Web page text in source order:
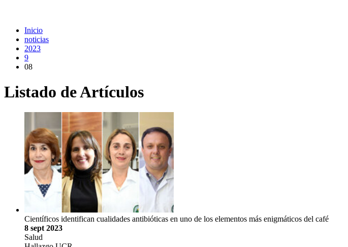
Inicio
noticias
2023
9
08
Listado de Artículos
Científicos identifican cualidades antibióticas en uno de los elementos más enigmáticos del café
8 sept 2023
Salud